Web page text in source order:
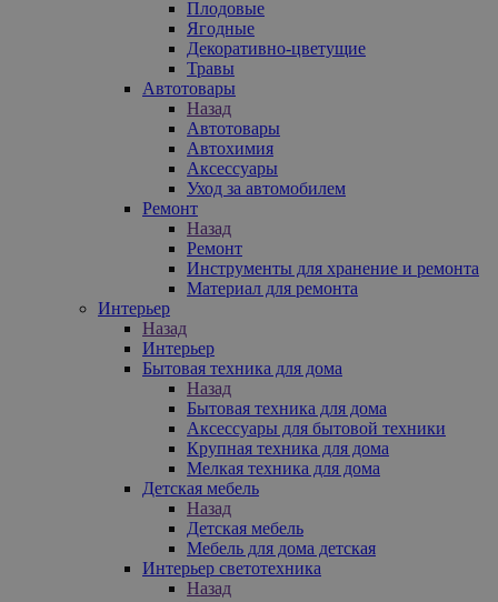
Плодовые
Ягодные
Декоративно-цветущие
Травы
Автотовары
Назад
Автотовары
Автохимия
Аксессуары
Уход за автомобилем
Ремонт
Назад
Ремонт
Инструменты для хранение и ремонта
Материал для ремонта
Интерьер
Назад
Интерьер
Бытовая техника для дома
Назад
Бытовая техника для дома
Аксессуары для бытовой техники
Крупная техника для дома
Мелкая техника для дома
Детская мебель
Назад
Детская мебель
Мебель для дома детская
Интерьер светотехника
Назад